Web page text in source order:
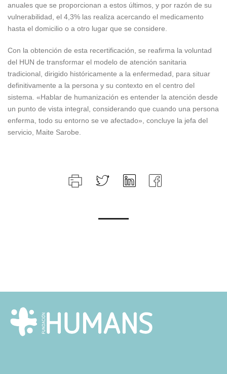
anuales que se proporcionan a estos últimos, y por razón de su
vulnerabilidad, el 4,3% las realiza acercando el medicamento
hasta el domicilio o a otro lugar que se considere.
Con la obtención de esta recertificación, se reafirma la voluntad
del HUN de transformar el modelo de atención sanitaria
tradicional, dirigido históricamente a la enfermedad, para situar
definitivamente a la persona y su contexto en el centro del
sistema. «Hablar de humanización es entender la atención desde
un punto de vista integral, considerando que cuando una persona
enferma, todo su entorno se ve afectado», concluye la jefa del
servicio, Maite Sarobe.